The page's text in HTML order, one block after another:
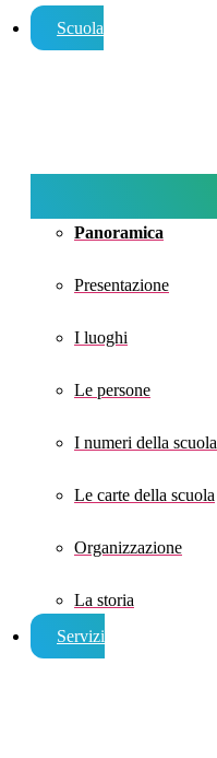
Scuola
Panoramica
Presentazione
I luoghi
Le persone
I numeri della scuola
Le carte della scuola
Organizzazione
La storia
Servizi